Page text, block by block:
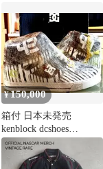
¥150,000
箱付 日本未発売
kenblock dcshoes
monsterenergy